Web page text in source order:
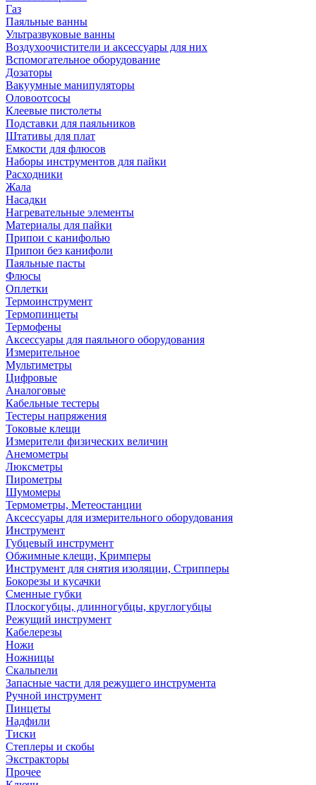
Газ
Паяльные ванны
Ультразвуковые ванны
Воздухоочистители и аксессуары для них
Вспомогательное оборудование
Дозаторы
Вакуумные манипуляторы
Оловоотсосы
Клеевые пистолеты
Подставки для паяльников
Штативы для плат
Емкости для флюсов
Наборы инструментов для пайки
Расходники
Жала
Насадки
Нагревательные элементы
Материалы для пайки
Припои с канифолью
Припои без канифоли
Паяльные пасты
Флюсы
Оплетки
Термоинструмент
Термопинцеты
Термофены
Аксессуары для паяльного оборудования
Измерительное
Мультиметры
Цифровые
Аналоговые
Кабельные тестеры
Тестеры напряжения
Токовые клещи
Измерители физических величин
Анемометры
Люксметры
Пирометры
Шумомеры
Термометры, Метеостанции
Аксессуары для измерительного оборудования
Инструмент
Губцевый инструмент
Обжимные клещи, Кримперы
Инструмент для снятия изоляции, Стрипперы
Бокорезы и кусачки
Сменные губки
Плоскогубцы, длинногубцы, круглогубцы
Режущий инструмент
Кабелерезы
Ножи
Ножницы
Скальпели
Запасные части для режущего инструмента
Ручной инструмент
Пинцеты
Надфили
Тиски
Степлеры и скобы
Экстракторы
Прочее